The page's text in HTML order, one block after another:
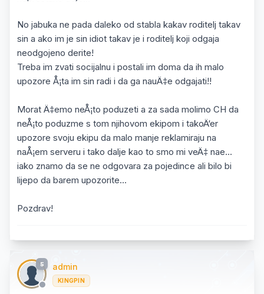
No jabuka ne pada daleko od stabla kakav roditelj takav
sin a ako im je sin idiot takav je i roditelj koji odgaja
neodgojeno derite!
Treba im zvati socijalnu i postali im doma da ih malo
upozore Å¡ta im sin radi i da ga nauÄ‡e odgajati!!
Morat Ä‡emo neÅ¡to poduzeti a za sada molimo CH da
neÅ¡to poduzme s tom njihovom ekipom i takoÄ‘er
upozore svoju ekipu da malo manje reklamiraju na
naÅ¡em serveru i tako dalje kao to smo mi veÄ‡ nae...
iako znamo da se ne odgovara za pojedince ali bilo bi
lijepo da barem upozorite...
Pozdrav!
5 admin
KINGPIN